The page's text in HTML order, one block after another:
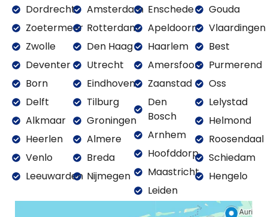
Dordrecht
Zoetermeer
Zwolle
Deventer
Born
Delft
Alkmaar
Heerlen
Venlo
Leeuwarden
Amsterdam
Rotterdam
Den Haag
Utrecht
Eindhoven
Tilburg
Groningen
Almere
Breda
Nijmegen
Enschede
Apeldoorn
Haarlem
Amersfoort
Zaanstad
Den
Bosch
Arnhem
Hoofddorp
Maastricht
Leiden
Gouda
Vlaardingen
Best
Purmerend
Oss
Lelystad
Helmond
Roosendaal
Schiedam
Hengelo